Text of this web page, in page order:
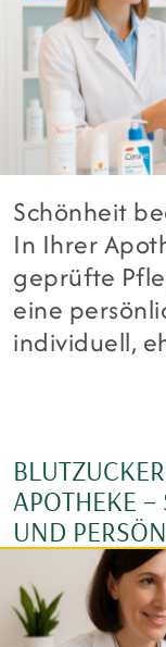
Schönheit
In Ihrer
geprüfte
eine
individuell,
APOTHEKE –
UND